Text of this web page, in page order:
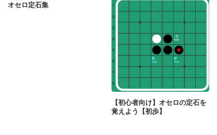
オセロ定石集
【初心者向け】オセロの定石を
覚えよう【初歩】